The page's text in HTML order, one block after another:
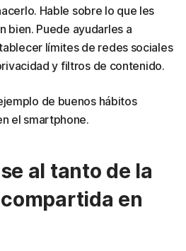
Hable sobre lo que les
bien. Puede ayudarles a
límites de redes sociales
y filtros de contenido.
de buenos hábitos
el smartphone.
al tanto de la
en